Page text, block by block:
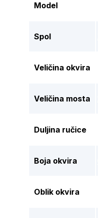
Model
Spol
Veličina okvira
Veličina mosta
Duljina ručice
Boja okvira
Oblik okvira